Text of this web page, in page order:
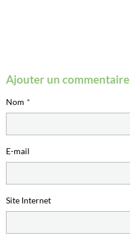
Ajouter un commentaire
Nom
E-mail
Site Internet